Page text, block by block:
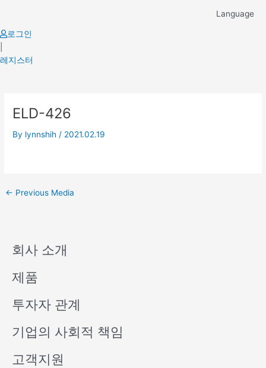
content
Language
로그인
레지스터
ELD-426
By lynnshih / 2021.02.19
navigation
← Previous Media
회사 소개
제품
투자자 관계
기업의 사회적 책임
고객지원